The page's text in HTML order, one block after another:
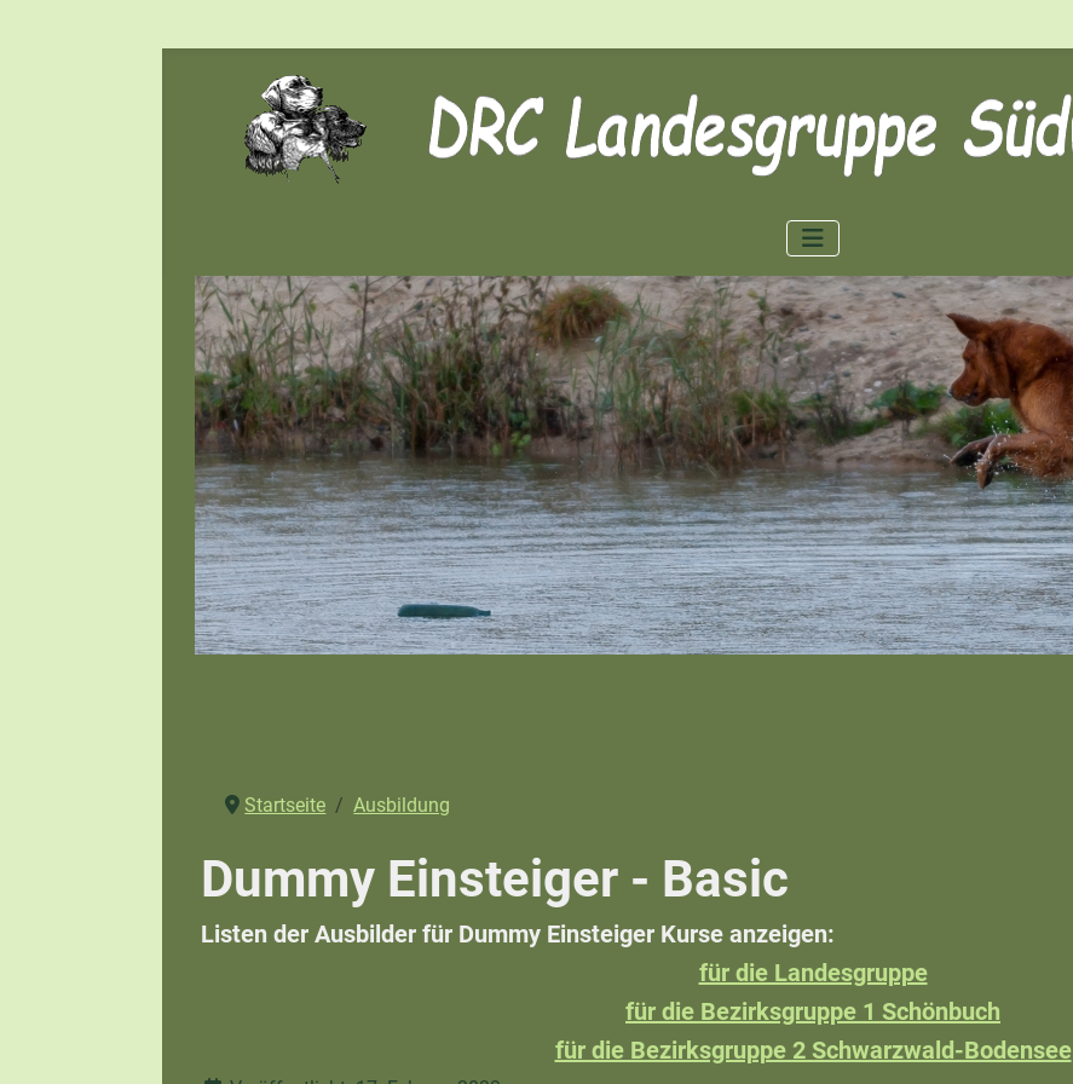
Startseite Ausbildung
Dummy Einsteiger - Basic
Listen der Ausbilder für Dummy Einsteiger Kurse anzeigen:
für die Landesgruppe
für die Bezirksgruppe 1 Schönbuch
für die Bezirksgruppe 2 Schwarzwald-Bodensee